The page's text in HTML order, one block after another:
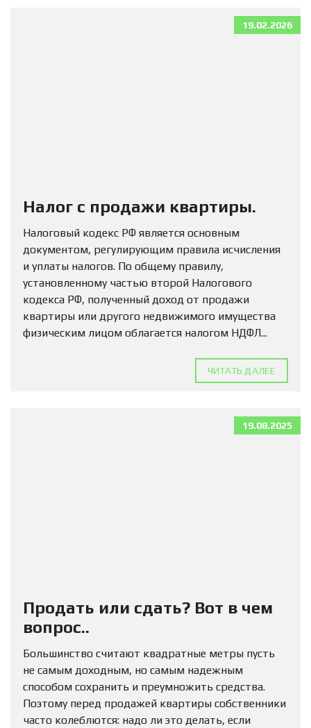
19.02.2026
Налог с продажи квартиры.
Налоговый кодекс РФ является основным
документом, регулирующим правила исчисления
и уплаты налогов. По общему правилу,
установленному частью второй Налогового
кодекса РФ, полученный доход от продажи
квартиры или другого недвижимого имущества
физическим лицом облагается налогом НДФЛ...
ЧИТАТЬ ДАЛЕЕ
19.08.2025
Продать или сдать? Вот в чем
вопрос..
Большинство считают квадратные метры пусть
не самым доходным, но самым надежным
способом сохранить и преумножить средства.
Поэтому перед продажей квартиры собственники
часто колеблются: надо ли это делать, если